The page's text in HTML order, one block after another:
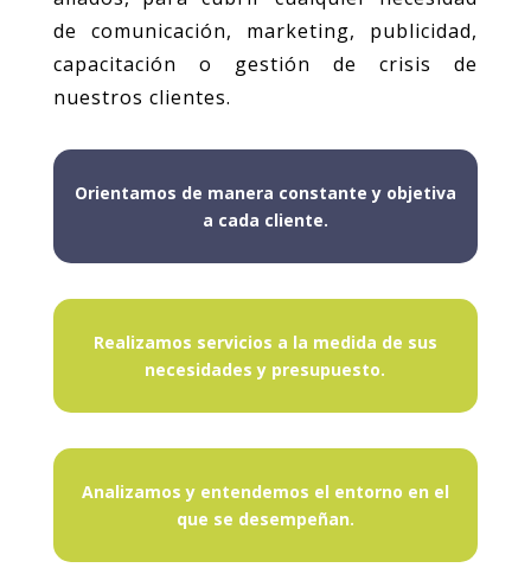
de comunicación, marketing, publicidad,
capacitación o gestión de crisis de
nuestros clientes.
Orientamos de manera constante y objetiva
a cada cliente.
Realizamos servicios a la medida de sus
necesidades y presupuesto.
Analizamos y entendemos el entorno en el
que se desempeñan.